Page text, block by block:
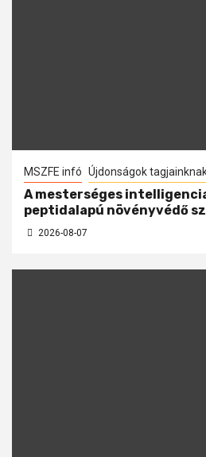
MSZFE infó Újdonságok
A mesterséges
peptidalapú növényvédő
2026-08-07